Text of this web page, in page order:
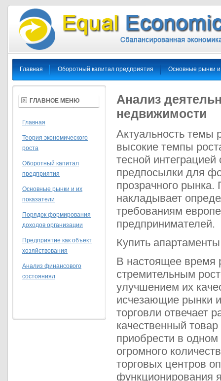
Главная Оборотный капитал предприятия Основные рынки и
Анализ
недвижимости
Актуальность темы
высокие темпы
тесной
предпосылки для
прозрачного
накладывает
требованиям
предпринимателей.
Купить
В настоящее время
стремительным
улучшением их
исчезающие рынки
торговли отвечает
качественный
приобрести в
огромного
торговых центров
функционирования
ГЛАВНОЕ МЕНЮ
Главная
Теория экономического
роста
Оборотный капитал
предприятия
Основные рынки и их
показатели
Порядок формирования
доходов организации
Предприятие как объект
хозяйствования
Анализ финансового
состояниял